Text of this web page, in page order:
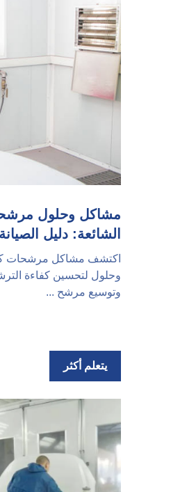
مشاكل وحلول
الشائعة: دليل
اكتشف مشاكل مرشحات
وحلول لتحسين كفاءة
وتوسيع مرشح ...
يتعلم أكثر